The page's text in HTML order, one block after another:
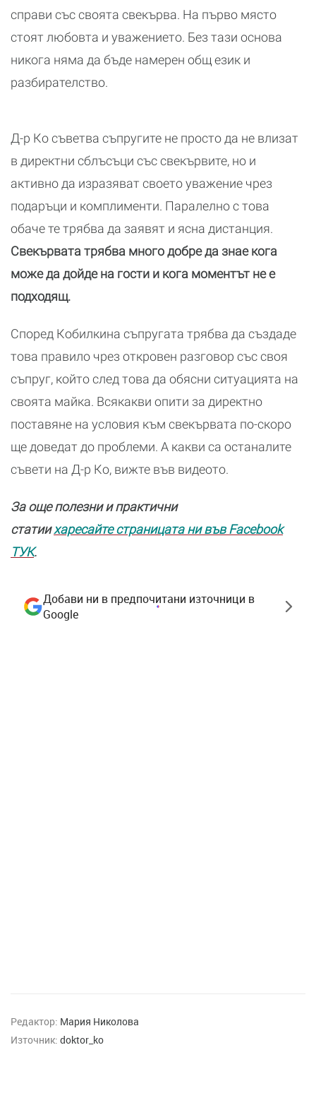
справи със своята свекърва. На първо място
стоят любовта и уважението. Без тази основа
никога няма да бъде намерен общ език и
разбирателство.
Д-р Ко съветва съпругите не просто да не влизат
в директни сблъсъци със свекървите, но и
активно да изразяват своето уважение чрез
подаръци и комплименти. Паралелно с това
обаче те трябва да заявят и ясна дистанция.
Свекървата трябва много добре да знае кога
може да дойде на гости и кога моментът не е
подходящ.
Според Кобилкина съпругата трябва да създаде
това правило чрез откровен разговор със своя
съпруг, който след това да обясни ситуацията на
своята майка. Всякакви опити за директно
поставяне на условия към свекървата по-скоро
ще доведат до проблеми. А какви са останалите
съвети на Д-р Ко, вижте във видеото.
За още полезни и практични
статиихаресайте страницата ни във Facebook
ТУК.
Добави ни в предпочитани източници в
Google
Редактор: Мария Николова
Източник: doktor_ko